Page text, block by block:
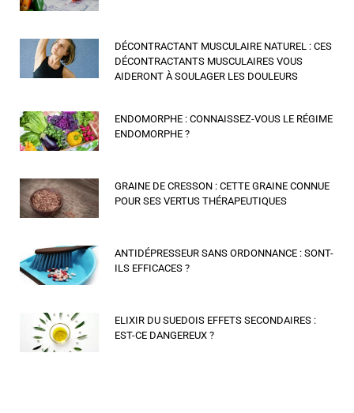
DÉCONTRACTANT MUSCULAIRE NATUREL : CES
DÉCONTRACTANTS MUSCULAIRES VOUS
AIDERONT À SOULAGER LES DOULEURS
ENDOMORPHE : CONNAISSEZ-VOUS LE RÉGIME
ENDOMORPHE ?
GRAINE DE CRESSON : CETTE GRAINE CONNUE
POUR SES VERTUS THÉRAPEUTIQUES
ANTIDÉPRESSEUR SANS ORDONNANCE : SONT-
ILS EFFICACES ?
ELIXIR DU SUEDOIS EFFETS SECONDAIRES :
EST-CE DANGEREUX ?